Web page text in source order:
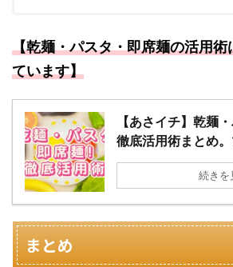
【乾麺・パスタ・即席麺の活用術
ています】
【あさイチ】乾麺
徹底活用術まとめ
続きを
まとめ